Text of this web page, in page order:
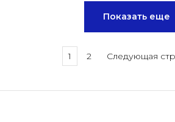
Показать еще
1 2 Следующая